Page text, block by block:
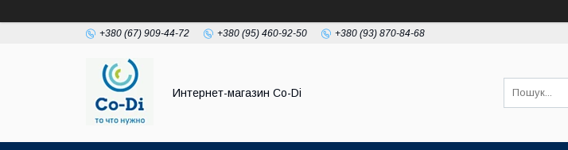
+380 (67) 909-44-72 +380 (95) 460-92-50 +380 (93) 870-84-68
Интернет-магазин Co-Di